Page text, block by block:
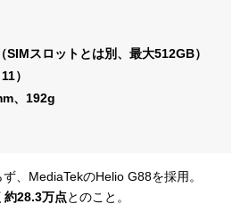
スロットとは別、最大512GB）
）
、192g
、MediaTekのHelio G88を採用。
約28.3万点とのこと。